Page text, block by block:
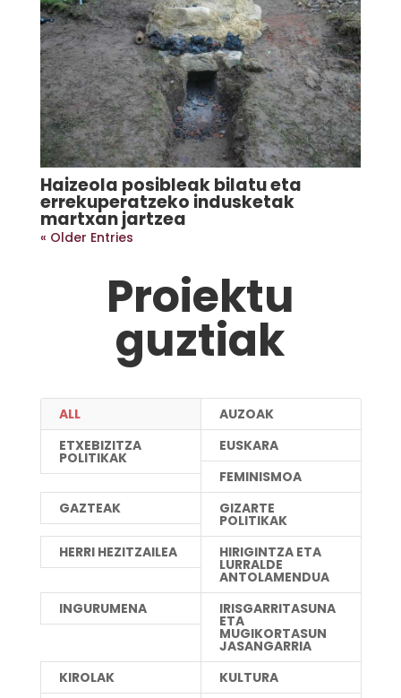
Haizeola posibleak bilatu eta
errekuperatzeko indusketak
martxan jartzea
« Older Entries
Proiektu
guztiak
ALL
AUZOAK
ETXEBIZITZA
POLITIKAK
EUSKARA
FEMINISMOA
GAZTEAK
GIZARTE
POLITIKAK
HERRI HEZITZAILEA
HIRIGINTZA ETA
LURRALDE
ANTOLAMENDUA
INGURUMENA
IRISGARRITASUNA
ETA
MUGIKORTASUN
JASANGARRIA
KIROLAK
KULTURA